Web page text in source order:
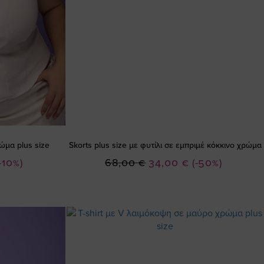
plus size Skorts plus size με φυτίλι σε εμπριμέ κόκκινο χρώμα
(-50%)
Ειδική
34,00 €
68,00 €